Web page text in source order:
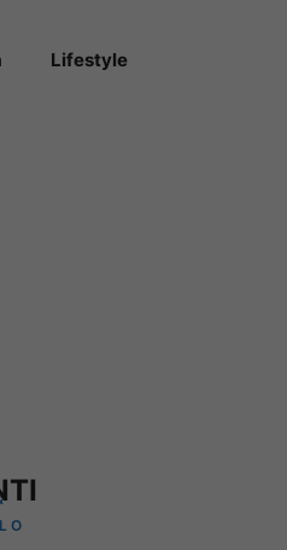
Lifestyle